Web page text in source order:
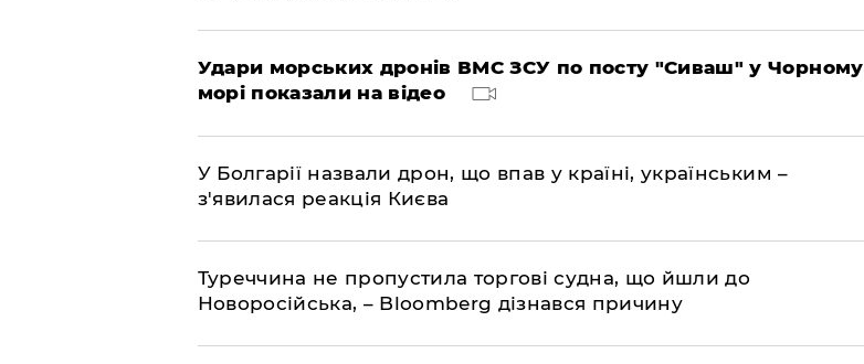
Удари морських дронів ВМС ЗСУ по посту "Сиваш" у Чорному
морі показали на відео
У Болгарії назвали дрон, що впав у країні, українським –
з'явилася реакція Києва
Туреччина не пропустила торгові судна, що йшли до
Новоросійська, – Bloomberg дізнався причину